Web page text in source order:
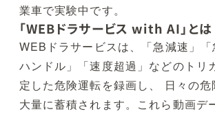
業車で実験中です。
「WEBドラサービス with AI」とは
WEBドラサービスは、「急減速」
ハンドル」「速度超過」などのトリ
定した危険運転を録画し、 日々の
大量に蓄積されます。これら動画デ